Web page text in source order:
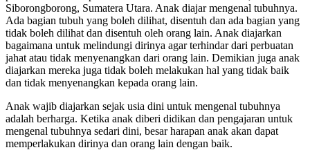
Siborongborong, Sumatera Utara. Anak diajar mengenal tubuhnya.
Ada bagian tubuh yang boleh dilihat, disentuh dan ada bagian yang
tidak boleh dilihat dan disentuh oleh orang lain. Anak diajarkan
bagaimana untuk melindungi dirinya agar terhindar dari perbuatan
jahat atau tidak menyenangkan dari orang lain. Demikian juga anak
diajarkan mereka juga tidak boleh melakukan hal yang tidak baik
dan tidak menyenangkan kepada orang lain.
Anak wajib diajarkan sejak usia dini untuk mengenal tubuhnya
adalah berharga. Ketika anak diberi didikan dan pengajaran untuk
mengenal tubuhnya sedari dini, besar harapan anak akan dapat
memperlakukan dirinya dan orang lain dengan baik.